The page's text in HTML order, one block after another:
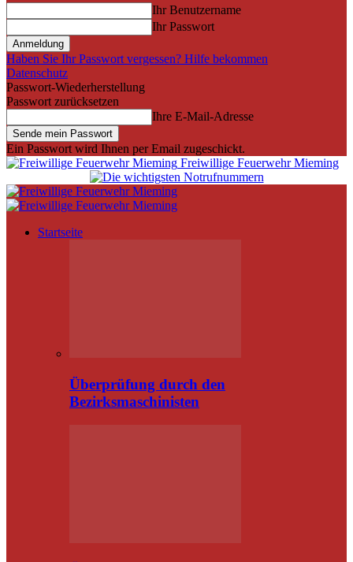
Ihr Benutzername
Ihr Passwort
Haben Sie Ihr Passwort vergessen? Hilfe bekommen
Datenschutz
Passwort-Wiederherstellung
Passwort zurücksetzen
Ihre E-Mail-Adresse
Ein Passwort wird Ihnen per Email zugeschickt.
Freiwillige Feuerwehr Mieming
Startseite
Überprüfung durch den
Bezirksmaschinisten